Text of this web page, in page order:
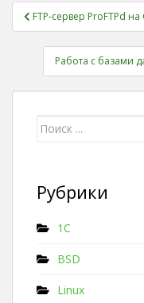
Навигация
FTP-сервер ProFTPd
Работа с базами
Поиск для:
Рубрики
1C
BSD
Linux